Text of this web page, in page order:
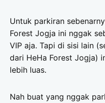
Untuk parkiran
Forest Jogja ini nggak
VIP aja. Tapi di sisi lain
dari HeHa Forest Jogja)
lebih luas.
Nah buat yang nggak